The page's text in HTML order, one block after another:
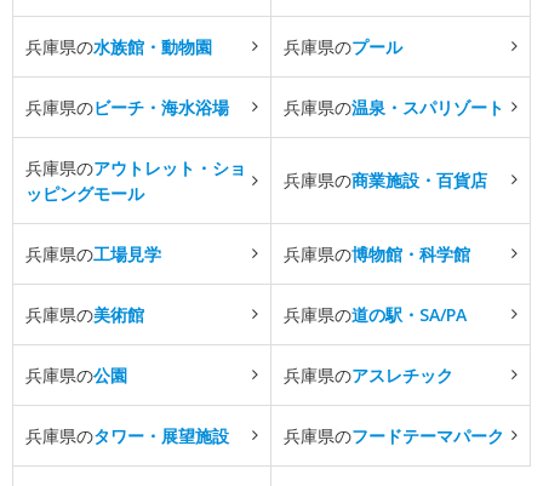
兵庫県の水族館・動物園 兵庫県のプール
兵庫県のビーチ・海水浴場 兵庫県の温泉・スパリゾート
兵庫県のアウトレット・ショ
ッピングモール
兵庫県の商業施設・百貨店
兵庫県の工場見学 兵庫県の博物館・科学館
兵庫県の美術館 兵庫県の道の駅・SA/PA
兵庫県の公園 兵庫県のアスレチック
兵庫県のタワー・展望施設 兵庫県のフードテーマパーク